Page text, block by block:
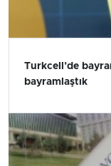
Turkcell’de
bayramlaştık